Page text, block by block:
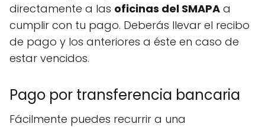
directamente a las oficinas del SMAPA a
cumplir con tu pago. Deberás llevar el recibo
de pago y los anteriores a éste en caso de
estar vencidos.
Pago por transferencia bancaria
Fácilmente puedes recurrir a una